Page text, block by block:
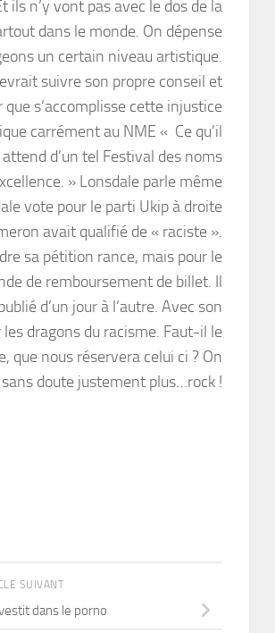
ils n’y vont pas avec le dos de la
dans le monde. On dépense
un certain niveau artistique.
suivre son propre conseil et
s’accomplisse cette injustice
carrément au NME « Ce qu’il
d’un tel Festival des noms
» Lonsdale parle même
vote pour le parti Ukip à droite
avait qualifié de « raciste ».
sa pétition rance, mais pour le
de remboursement de billet. Il
d’un jour à l’autre. Avec son
dragons du racisme. Faut-il le
que nous réservera celui ci ? On
doute justement plus…rock !
SUIVANT
dans le porno